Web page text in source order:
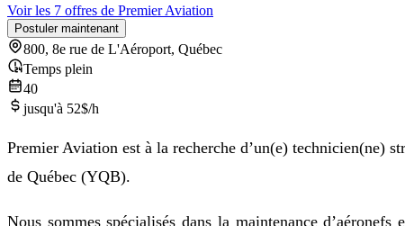
Voir les 7 offres de Premier Aviation
Postuler maintenant
800, 8e rue de L'Aéroport, Québec
Temps plein
40
jusqu'à 52$/h
Premier Aviation est à la recherche d’un(e) technicien(ne)
de Québec (YQB).
Nous sommes spécialisés dans la maintenance